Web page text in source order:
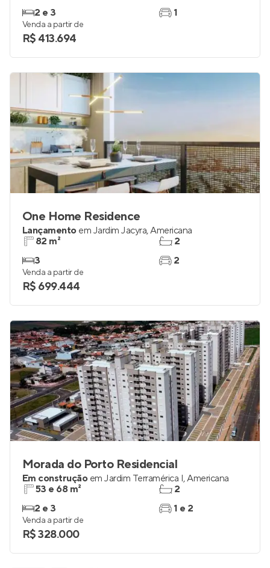
2 e 3
1
Venda a partir de
R$ 413.694
One Home Residence
Lançamento em Jardim Jacyra,Americana
82 m²
3
2
2
Venda a partir de
R$ 699.444
Morada do Porto Residencial
Em construção em Jardim Terramérica I,Americana
53 e 68 m²
2 e 3
2
1 e 2
Venda a partir de
R$ 328.000